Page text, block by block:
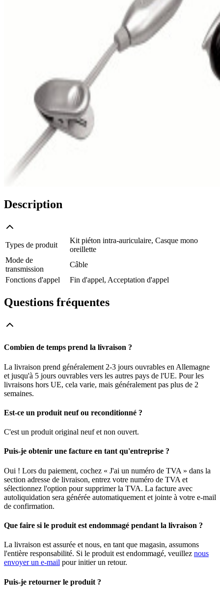
Description
Types de produit
Kit piéton intra-auriculaire, Casque mono
oreillette
Mode de
transmission
Câble
Fonctions d'appel
Fin d'appel, Acceptation d'appel
Questions fréquentes
Combien de temps prend la livraison ?
La livraison prend généralement 2-3 jours ouvrables en Allemagne
et jusqu'à 5 jours ouvrables vers les autres pays de l'UE. Pour les
livraisons hors UE, cela varie, mais généralement pas plus de 2
semaines.
Est-ce un produit neuf ou reconditionné ?
C'est un produit original neuf et non ouvert.
Puis-je obtenir une facture en tant qu'entreprise ?
Oui ! Lors du paiement, cochez « J'ai un numéro de TVA » dans la
section adresse de livraison, entrez votre numéro de TVA et
sélectionnez l'option pour supprimer la TVA. La facture avec
autoliquidation sera générée automatiquement et jointe à votre e-mail
de confirmation.
Que faire si le produit est endommagé pendant la livraison ?
La livraison est assurée et nous, en tant que magasin, assumons
l'entière responsabilité. Si le produit est endommagé, veuillez nous
envoyer un e-mail pour initier un retour.
Puis-je retourner le produit ?